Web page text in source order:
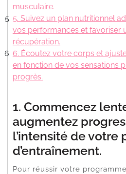
musculaire.
5. Suivez un plan nutritionnel
vos performances et favoriser
récupération.
6. Écoutez votre corps et
en fonction de vos sensations
progrès.
1. Commencez
augmentez
l’intensité de votre
d’entraînement.
Pour réussir votre